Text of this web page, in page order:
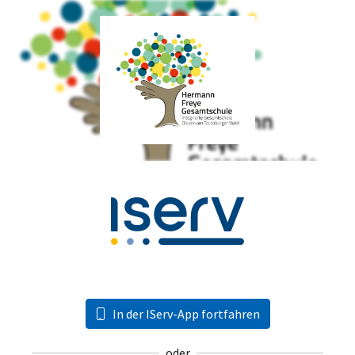
In der IServ-App fortfahren